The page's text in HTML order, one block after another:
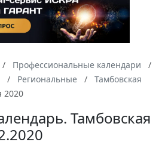
Профессиональные календари
Региональные
Тамбовская
2020
Тамбовская